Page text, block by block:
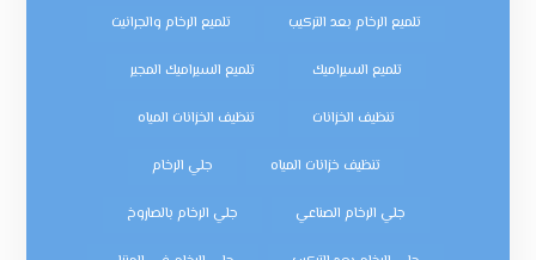
تلميع الرخام بعد التركيب تلميع الرخام والجرانيت
تلميع السيراميك تلميع السيراميك المجير
تنظيف الخزانات تنظيف الخزانات المياه
تنظيف خزانات المياه جلي الرخام
جلي الرخام الصناعي جلي الرخام بالصاروخ